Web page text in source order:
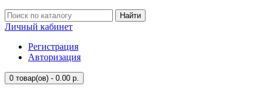
Найти
Личный кабинет
Регистрация
Авторизация
0 товар(ов) - 0.00 р.